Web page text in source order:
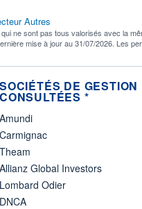
Autres
ne sont pas tous valorisés avec la
mise à jour au 31/07/2026. Les
SOCIÉTÉS DE
CONSULTÉES *
Amundi
Carmignac
Theam
Allianz Global Investors
Lombard Odier
DNCA